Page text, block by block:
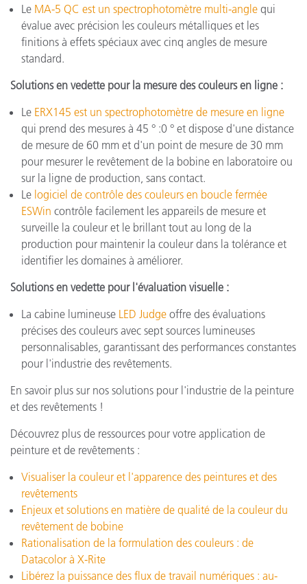
Le MA-5 QC est un spectrophotomètre multi-angle qui
évalue avec précision les couleurs métalliques et les
finitions à effets spéciaux avec cinq angles de mesure
standard.
Solutions en vedette pour la mesure des couleurs en ligne :
Le ERX145 est un spectrophotomètre de mesure en ligne
qui prend des mesures à 45 ° :0 ° et dispose d'une distance
de mesure de 60 mm et d'un point de mesure de 30 mm
pour mesurer le revêtement de la bobine en laboratoire ou
sur la ligne de production, sans contact.
Le logiciel de contrôle des couleurs en boucle fermée
ESWin contrôle facilement les appareils de mesure et
surveille la couleur et le brillant tout au long de la
production pour maintenir la couleur dans la tolérance et
identifier les domaines à améliorer.
Solutions en vedette pour l'évaluation visuelle :
La cabine lumineuse LED Judge offre des évaluations
précises des couleurs avec sept sources lumineuses
personnalisables, garantissant des performances constantes
pour l'industrie des revêtements.
En savoir plus sur nos solutions pour l'industrie de la peinture
et des revêtements !
Découvrez plus de ressources pour votre application de
peinture et de revêtements :
Visualiser la couleur et l'apparence des peintures et des
revêtements
Enjeux et solutions en matière de qualité de la couleur du
revêtement de bobine
Rationalisation de la formulation des couleurs : de
Datacolor à X-Rite
Libérez la puissance des flux de travail numériques : au-